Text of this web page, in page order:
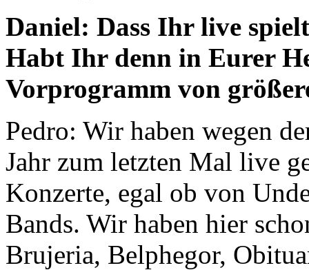
Daniel: Dass Ihr live
Habt Ihr denn in Eurer
Vorprogramm von
Pedro: Wir haben wegen
Jahr zum letzten Mal live
Konzerte, egal ob von
Bands. Wir haben hier
Brujeria, Belphegor,